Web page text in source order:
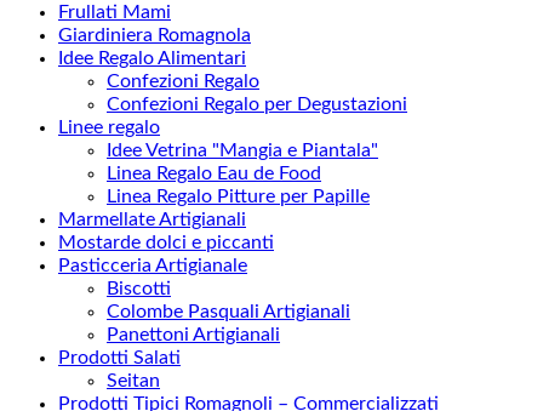
Frullati Mami
Giardiniera Romagnola
Idee Regalo Alimentari
Confezioni Regalo
Confezioni Regalo per Degustazioni
Linee regalo
Idee Vetrina "Mangia e Piantala"
Linea Regalo Eau de Food
Linea Regalo Pitture per Papille
Marmellate Artigianali
Mostarde dolci e piccanti
Pasticceria Artigianale
Biscotti
Colombe Pasquali Artigianali
Panettoni Artigianali
Prodotti Salati
Seitan
Prodotti Tipici Romagnoli – Commercializzati